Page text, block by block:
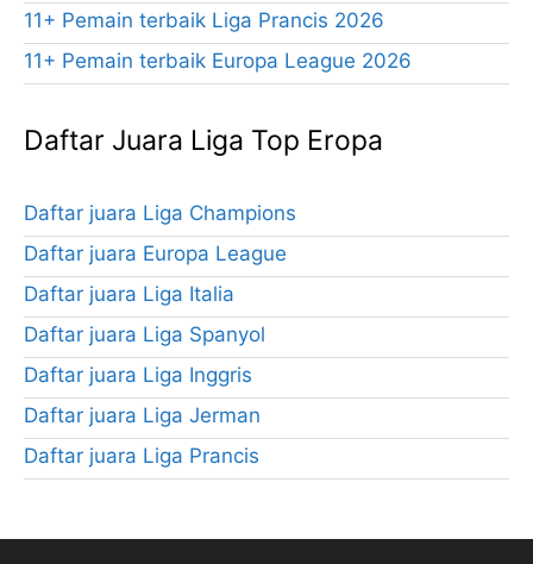
11+ Pemain terbaik Liga Prancis 2026
11+ Pemain terbaik Europa League 2026
Daftar Juara Liga Top Eropa
Daftar juara Liga Champions
Daftar juara Europa League
Daftar juara Liga Italia
Daftar juara Liga Spanyol
Daftar juara Liga Inggris
Daftar juara Liga Jerman
Daftar juara Liga Prancis